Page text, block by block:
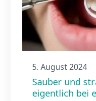
5. August 2024
Sauber und
eigentlich bei